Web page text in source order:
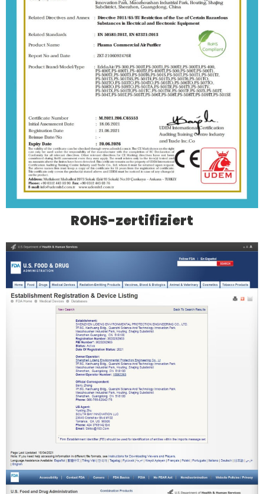
ROHS-zertifiziert